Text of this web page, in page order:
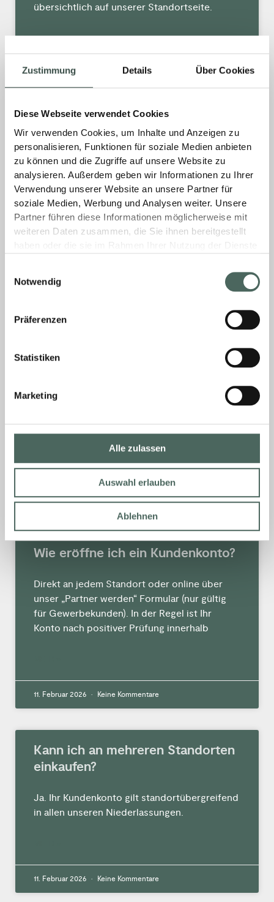
Zustimmung Details Über Cookies
Diese Webseite verwendet Cookies
Wir verwenden Cookies, um Inhalte und Anzeigen zu
personalisieren, Funktionen für soziale Medien anbieten
zu können und die Zugriffe auf unsere Website zu
analysieren. Außerdem geben wir Informationen zu Ihrer
Verwendung unserer Website an unsere Partner für
soziale Medien, Werbung und Analysen weiter. Unsere
Partner führen diese Informationen möglicherweise mit
weiteren Daten zusammen, die Sie ihnen bereitgestellt
Notwendig
Präferenzen
Statistiken
Marketing
Alle zulassen
Auswahl erlauben
Ablehnen
übersichtlich auf unserer Standortseite.
MEHR »
16. Februar 2026 Keine Kommentare
Wer kann bei euch einkaufen?
Wir beliefern im Haustechnikbereich
ausschließlich das konzessionierte Handwerk.
Fliese, Baustoffe und Elektro können von allen
Profigewerbe- und Endkunden bei uns
bezogen werden. Voraussetzung dafür ist
MEHR »
11. Februar 2026
Kundenkonto erforderlich. Das gilt genauso
Kundenkontos für Gewerbetreibende.
MEHR »
11. Februar 2026 Keine Kommentare
Wie eröffne ich ein Kundenkonto?
Direkt an jedem Standort oder online über
unser „Partner werden“ Formular (nur gültig
für Gewerbekunden). In der Regel ist Ihr
Konto nach positiver Prüfung innerhalb
11. Februar 2026 Keine Kommentare
Kann ich an mehreren Standorten
einkaufen?
Ja. Ihr Kundenkonto gilt standortübergreifend
in allen unseren Niederlassungen.
11. Februar 2026 Keine Kommentare